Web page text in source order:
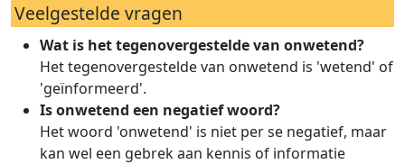
Veelgestelde vragen
Wat is het tegenovergestelde van onwetend?
Het tegenovergestelde van onwetend is 'wetend' of
'geïnformeerd'.
Is onwetend een negatief woord?
Het woord 'onwetend' is niet per se negatief, maar
kan wel een gebrek aan kennis of informatie